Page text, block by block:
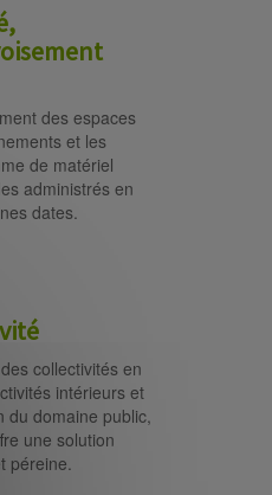
des espaces
et les
de matériel
administrés en
dates.
collectivités en
intérieurs et
du domaine public,
une solution
péreine.